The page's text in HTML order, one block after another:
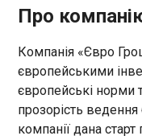
Про
Компанія «Євро
європейськими
європейські норми
прозорість ведення
компанії дана